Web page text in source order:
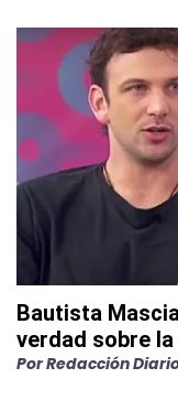
Bautista
verdad sobre la
PorRedacción